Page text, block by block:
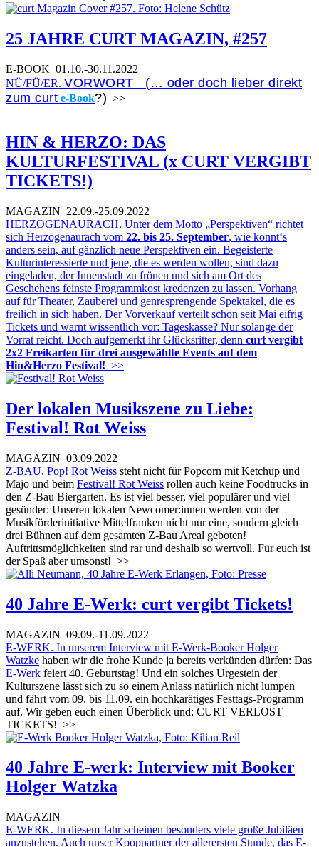
25 JAHRE CURT MAGAZIN, #257
E-BOOK 01.10.-30.11.2022
NÜ/FÜ/ER. VORWORT (… oder doch lieber direkt
zum curt e-Book?) >>
HIN & HERZO: DAS
KULTURFESTIVAL (x CURT VERGIBT
TICKETS!)
MAGAZIN 22.09.-25.09.2022
HERZOGENAURACH. Unter dem Motto „Perspektiven“ richtet
sich Herzogenaurach vom 22. bis 25. September, wie könnt‘s
anders sein, auf gänzlich neue Perspektiven ein. Begeisterte
Kulturinteressierte und jene, die es werden wollen, sind dazu
eingeladen, der Innenstadt zu frönen und sich am Ort des
Geschehens feinste Programmkost kredenzen zu lassen. Vorhang
auf für Theater, Zauberei und genresprengende Spektakel, die es
freilich in sich haben. Der Vorverkauf verteilt schon seit Mai eifrig
Tickets und warnt wissentlich vor: Tageskasse? Nur solange der
Vorrat reicht. Doch aufgemerkt ihr Glücksritter, denn curt vergibt
2x2 Freikarten für drei ausgewählte Events auf dem
Hin&Herzo Festival! >>
Der lokalen Musikszene zu Liebe:
Festival! Rot Weiss
MAGAZIN 03.09.2022
Z-BAU. Pop! Rot Weiss steht nicht für Popcorn mit Ketchup und
Majo und beim Festival! Rot Weiss rollen auch keine Foodtrucks in
den Z-Bau Biergarten. Es ist viel besser, viel populärer und viel
gesünder: Unseren lokalen Newcomer:innen werden von der
Musikförderinitiative Mittelfranken nicht nur eine, sondern gleich
drei Bühnen auf dem gesamten Z-Bau Areal geboten!
Auftrittsmöglichkeiten sind rar und deshalb so wertvoll. Für euch ist
der Spaß aber umsonst! >>
40 Jahre E-Werk: curt vergibt Tickets!
MAGAZIN 09.09.-11.09.2022
E-WERK. In unserem Interview mit E-Werk-Booker Holger
Watzke haben wir die frohe Kunde ja bereits verkünden dürfen: Das
E-Werk feiert 40. Geburtstag! Und ein solches Urgestein der
Kulturszene lässt sich zu so einem Anlass natürlich nicht lumpen
und fährt vom 09. bis 11.09. ein hochkarätiges Festtags-Programm
auf. Wir geben euch einen Überblick und: CURT VERLOST
TICKETS! >>
40 Jahre E-werk: Interview mit Booker
Holger Watzka
MAGAZIN
E-WERK. In diesem Jahr scheinen besonders viele große Jubiläen
anzustehen. Auch unser Kooppartner der allerersten Stunde, das E-